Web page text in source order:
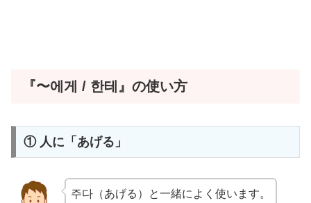
『〜에게 / 한테』の使い方
① 人に「あげる」
주다（あげる）と一緒によく使います。